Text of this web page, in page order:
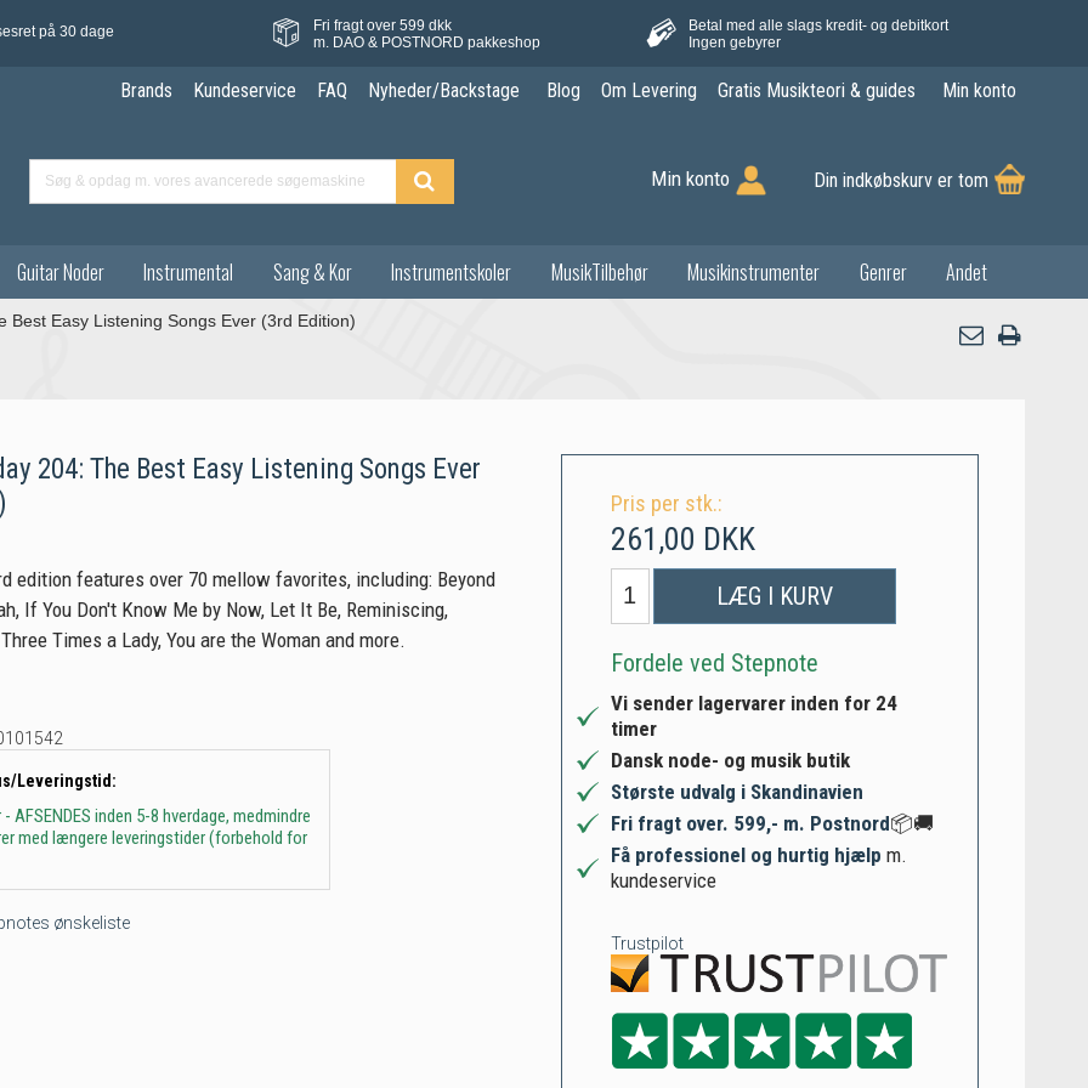
på 30 dage
Fri fragt over 599 dkk
m. DAO & POSTNORD pakkeshop
Betal med alle slags kredit- og debitkort
Ingen gebyrer
Brands Kundeservice FAQ Nyheder/Backstage Blog Om Levering Gratis Musikteori & guides Min konto
Min konto Din indkøbskurv er tom
Guitar Noder Instrumental Sang & Kor Instrumentskoler MusikTilbehør Musikinstrumenter Genrer Andet
Best Easy Listening Songs Ever (3rd Edition)
204: The Best Easy Listening Songs Ever
edition features over 70 mellow favorites, including: Beyond
If You Don't Know Me by Now, Let It Be, Reminiscing,
Times a Lady, You are the Woman and more.
Leveringstid:
AFSENDES inden 5-8 hverdage, medmindre
med længere leveringstider (forbehold for
ønskeliste
Pris per stk.:
261,00 DKK
LÆG I KURV
Fordele ved Stepnote
Vi sender lagervarer inden for 24
timer
Dansk node- og musik butik
Største udvalg i Skandinavien
Fri fragt over. 599,- m. Postnord📦🚚
Få professionel og hurtig hjælp m.
kundeservice
Trustpilot